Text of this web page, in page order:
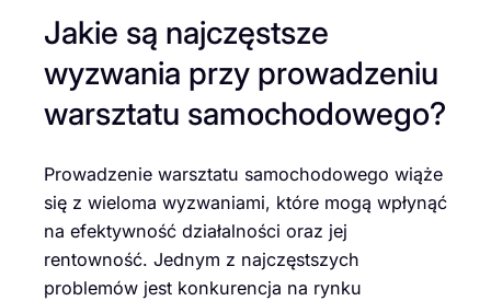
Jakie są najczęstsze
wyzwania przy prowadzeniu
warsztatu samochodowego?
Prowadzenie warsztatu samochodowego wiąże
się z wieloma wyzwaniami, które mogą wpłynąć
na efektywność działalności oraz jej
rentowność. Jednym z najczęstszych
problemów jest konkurencja na rynku